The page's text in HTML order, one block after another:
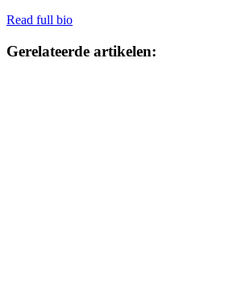
Read full bio
Gerelateerde artikelen: